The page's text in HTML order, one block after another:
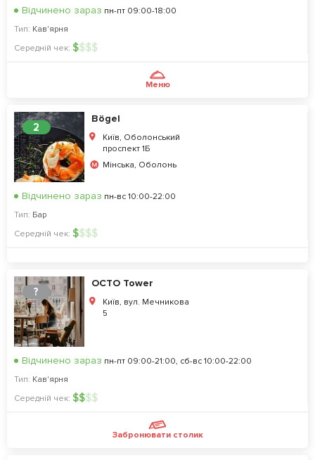
Відчинено зараз пн-пт 09:00-18:00
Тип: Кав'ярня
Середній чек: $$$$
Меню
2
Bögel
Київ, Оболонський
проспект 1Б
Мінська, Оболонь
Відчинено зараз пн-вс 10:00-22:00
Тип: Бар
Середній чек: $$$$
?
OCTO Tower
Київ, вул. Мечникова
5
Відчинено зараз пн-пт 09:00-21:00, сб-вс 10:00-22:00
Тип: Кав'ярня
Середній чек: $$$$
Забронювати столик